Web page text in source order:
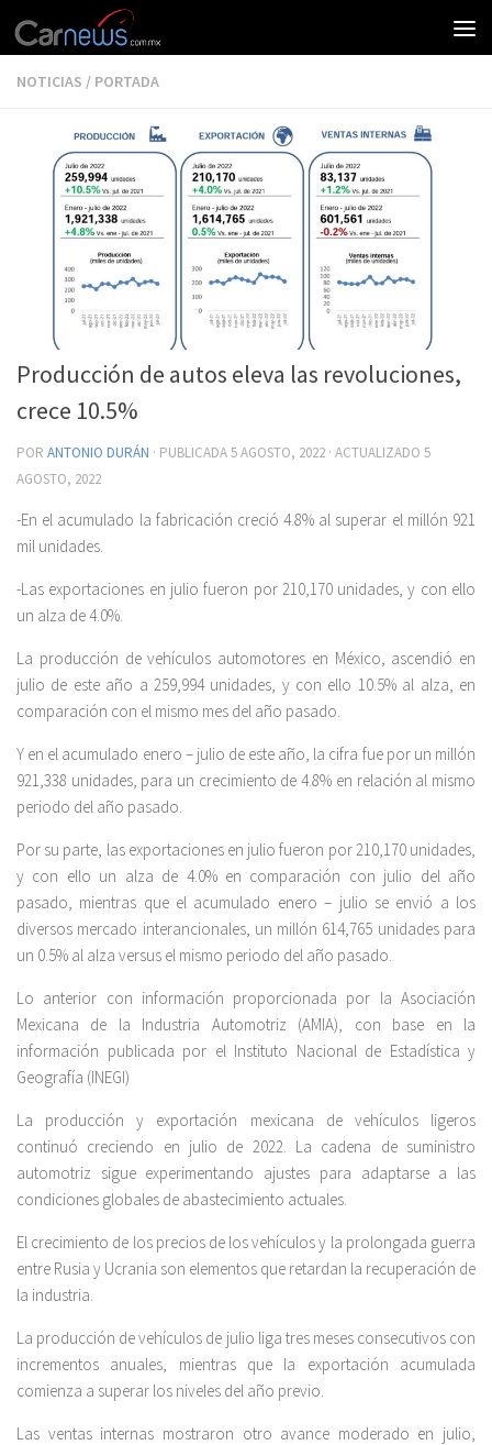
NOTICIAS / PORTADA
Producción de autos eleva las revoluciones,
crece 10.5%
POR ANTONIO DURÁN · PUBLICADA5 AGOSTO, 2022 · ACTUALIZADO 5
AGOSTO, 2022
-En el acumulado la fabricación creció 4.8% al superar el millón 921
mil unidades.
-Las exportaciones en julio fueron por 210,170 unidades, y con ello
un alza de 4.0%.
La producción de vehículos automotores en México, ascendió en
julio de este año a 259,994 unidades, y con ello 10.5% al alza, en
comparación con el mismo mes del año pasado.
Y en el acumulado enero – julio de este año, la cifra fue por un millón
921,338 unidades, para un crecimiento de 4.8% en relación al mismo
periodo del año pasado.
Por su parte, las exportaciones en julio fueron por 210,170 unidades,
y con ello un alza de 4.0% en comparación con julio del año
pasado, mientras que el acumulado enero – julio se envió a los
diversos mercado interancionales, un millón 614,765 unidades para
un 0.5% al alza versus el mismo periodo del año pasado.
Lo anterior con información proporcionada por la Asociación
Mexicana de la Industria Automotriz (AMIA), con base en la
información publicada por el Instituto Nacional de Estadística y
Geografía (INEGI)
La producción y exportación mexicana de vehículos ligeros
continuó creciendo en julio de 2022. La cadena de suministro
automotriz sigue experimentando ajustes para adaptarse a las
condiciones globales de abastecimiento actuales.
El crecimiento de los precios de los vehículos y la prolongada guerra
entre Rusia y Ucrania son elementos que retardan la recuperación de
la industria.
La producción de vehículos de julio liga tres meses consecutivos con
incrementos anuales, mientras que la exportación acumulada
comienza a superar los niveles del año previo.
Las ventas internas mostraron otro avance moderado en julio,